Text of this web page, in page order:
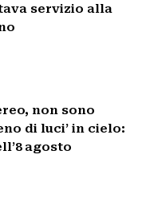
servizio alla
non sono
di luci’ in cielo:
agosto